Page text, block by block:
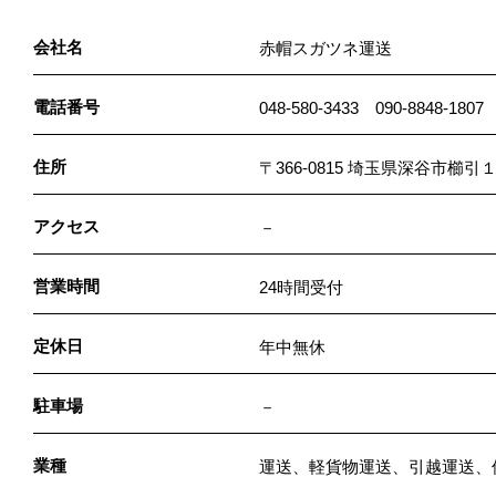
会社名 赤帽スガツネ運送
電話番号 048-580-3433 090-8848-1807
住所 〒366-0815 埼玉県深谷市櫛引
アクセス －
営業時間 24時間受付
定休日 年中無休
駐車場 －
業種
運送、軽貨物運送、引越運送